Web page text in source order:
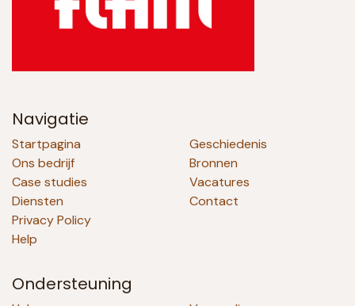
Navigatie
Startpagina
Ons bedrijf
Case studies
Diensten
Privacy Policy
Help
Geschiedenis
Bronnen
Vacatures
Contact
Ondersteuning